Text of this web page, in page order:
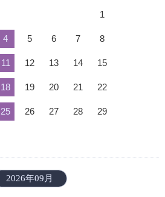
1
4 5 6 7 8
11 12 13 14 15
18 19 20 21 22
25 26 27 28 29
2026年09月